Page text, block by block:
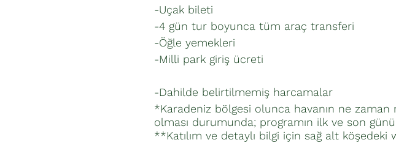
-Uçak bileti
-4 gün tur boyunca tüm araç transferi
-Öğle yemekleri
-Milli park giriş ücreti
-Dahilde belirtilmemiş harcamalar
*Karadeniz bölgesi olunca havanın ne zaman
olması durumunda; programın ilk ve son
**Katılım ve detaylı bilgi için sağ alt